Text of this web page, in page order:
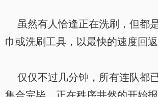
虽然有人恰逢正在洗刷，但都
巾或洗刷工具，以最快的速度回返
仅仅不过几分钟，所有连队都